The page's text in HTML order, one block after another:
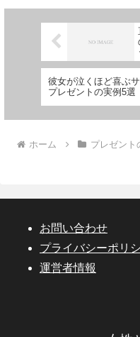
彼女が泣くほど喜ぶ
プレゼントの実例5選
ホーム プレゼント
お問い合わせ
プライバシーポリ
運営者情報